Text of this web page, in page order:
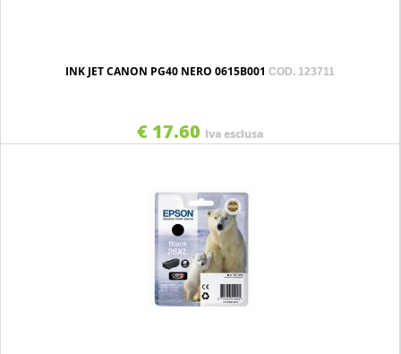
INK JET CANON PG40 NERO 0615B001 COD. 123711
€ 17.60 Iva esclusa